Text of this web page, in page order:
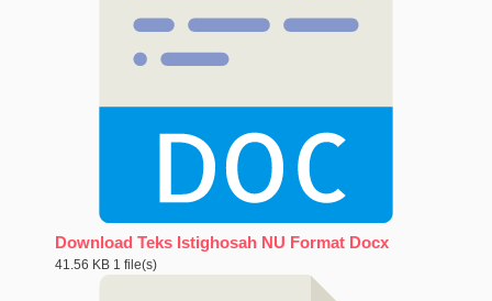
Download Teks Istighosah NU Format Docx
41.56 KB 1 file(s)